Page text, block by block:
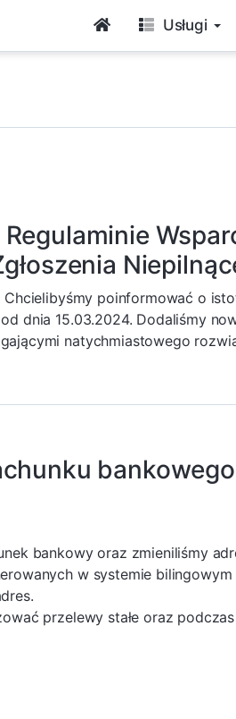
Usługi
Chcielibyśmy poinformować o
dnia 15.03.2024. Dodaliśmy
natychmiastowego
bankowego
bankowy oraz zmieniliśmy
w systemie
przelewy stałe oraz